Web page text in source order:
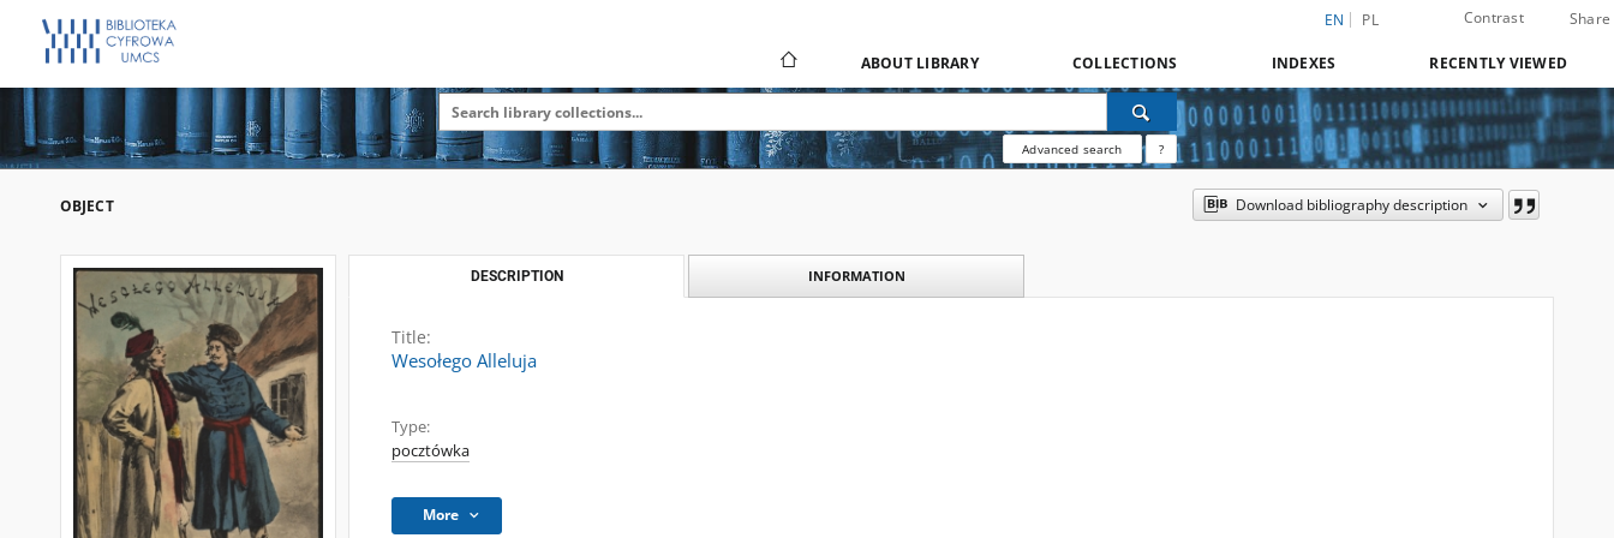
EN PL Contrast Share
ABOUT LIBRARY COLLECTIONS INDEXES RECENTLY VIEWED
Advanced search ?
OBJECT Download bibliography description
DESCRIPTION INFORMATION
Title:
Wesołego Alleluja
Type:
pocztówka
More